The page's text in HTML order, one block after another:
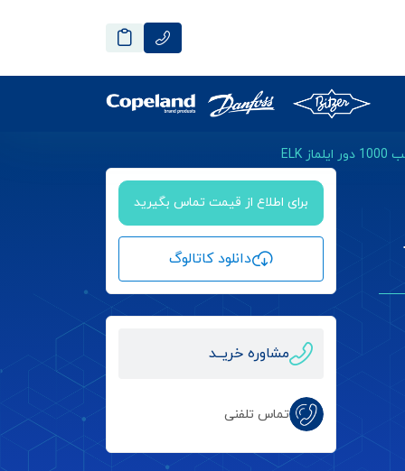
برای اطلاع از قیمت تماس بگیرید
دانلود کاتالوگ
مشاوره خریــد
تماس تلفنی